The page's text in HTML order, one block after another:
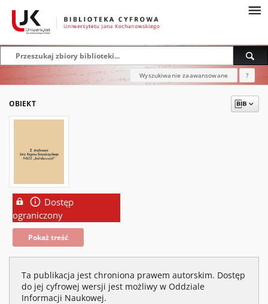
Wyszukiwanie zaawansowane ?
OBIEKT
Dostęp
ograniczony
Pokaż treść
Ta publikacja jest chroniona prawem autorskim. Dostęp
do jej cyfrowej wersji jest możliwy w Oddziale
Informacji Naukowej.